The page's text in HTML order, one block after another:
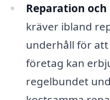
Reparation
kräver ibland
underhåll för
företag kan
regelbundet